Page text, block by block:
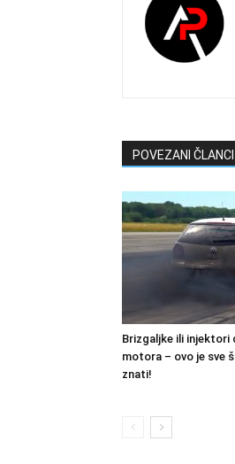
POVEZANI ČLANCI
Brizgaljke ili injektori
motora – ovo je sve
znati!